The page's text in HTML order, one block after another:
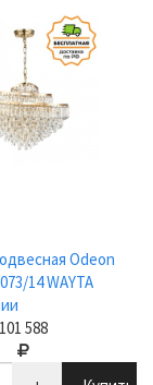
Odeon
14 WAYTA
101 588